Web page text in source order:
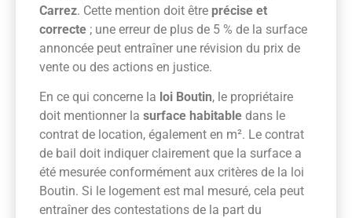
Carrez. Cette mention doit être précise et
correcte ; une erreur de plus de 5 % de la surface
annoncée peut entraîner une révision du prix de
vente ou des actions en justice.
En ce qui concerne la loi Boutin, le propriétaire
doit mentionner la surface habitable dans le
contrat de location, également en m². Le contrat
de bail doit indiquer clairement que la surface a
été mesurée conformément aux critères de la loi
Boutin. Si le logement est mal mesuré, cela peut
entraîner des contestations de la part du